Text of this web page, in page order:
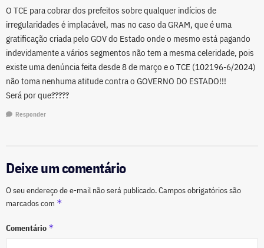
O TCE para cobrar dos prefeitos sobre qualquer indícios de
irregularidades é implacável, mas no caso da GRAM, que é uma
gratificação criada pelo GOV do Estado onde o mesmo está pagando
indevidamente a vários segmentos não tem a mesma celeridade, pois
existe uma denúncia feita desde 8 de março e o TCE (102196-6/2024)
não toma nenhuma atitude contra o GOVERNO DO ESTADO!!!
Será por que?????
Responder
Deixe um comentário
O seu endereço de e-mail não será publicado.Campos obrigatórios são
marcados com *
Comentário *